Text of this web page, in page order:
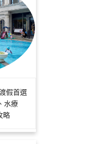
假首選
水療
略